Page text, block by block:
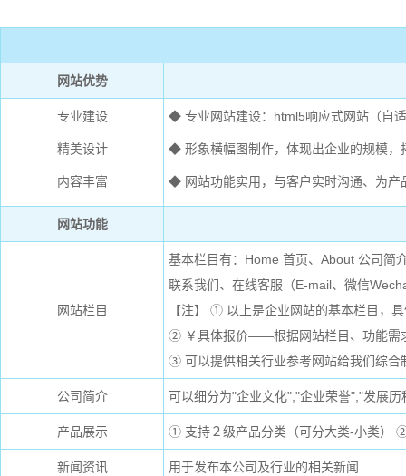
网站优势
专业建设
精美设计
内容丰富
◆ 专业网站建设：html5响应式网站（自
◆ 形象横幅图制作，体现出企业的规模，
◆ 网站功能实用，与客户实时沟通、为产
网站功能
网站栏目
基本栏目有：Home 首页、About 公司简
联系我们、在线客服（E-mail、微信
【注】 ① 以上是企业网站的基本栏目，
② ￥具体报价——根据网站栏目、功能需
③ 可以提供相关行业参考网站给我们综合
公司简介 可以细分为"企业文化","企业荣誉","发展
产品展示 ① 支持２级产品分类（可分大类-小类）
新闻资讯 用于发布本公司及行业的相关新闻